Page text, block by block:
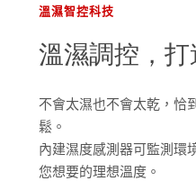
溫濕智控科技
溫濕調控，
不會太濕也不會太乾，恰
鬆。
內建濕度感測器可監測環
您想要的理想溫度。